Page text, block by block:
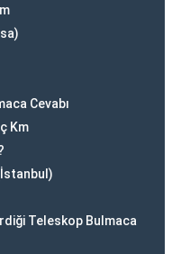
Cevabı
Km
Teleskop Bulmaca